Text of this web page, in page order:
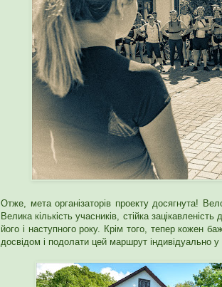
Отже, мета організаторів проекту досягнута!
Велика кількість учасників, стійка
його і наступного року. Крім того, тепер кожен
досвідом і подолати цей маршрут індивідуально